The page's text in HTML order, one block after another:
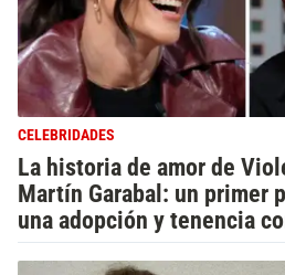
CELEBRIDADES
La historia de amor de
Martín Garabal: un primer
una adopción y tenencia